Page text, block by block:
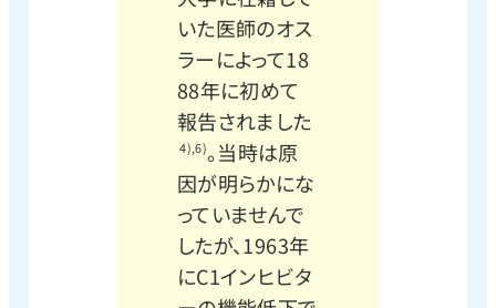
いた医師のオス
ラーによって18
88年に初めて
報告されました
4),6)。当時は原
因が明らかにな
っていませんで
したが、1963年
にC1インヒビタ